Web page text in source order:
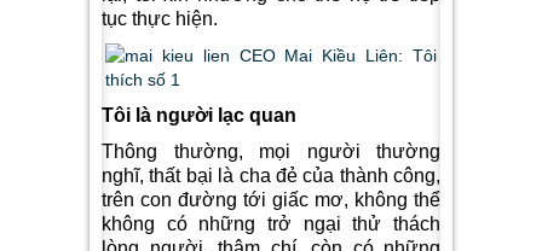
tục thực hiện.
Tôi là người lạc quan
Thông thường, mọi người thường
nghĩ, thất bại là cha đẻ của thành công,
trên con đường tới giấc mơ, không thể
không có những trở ngại thử thách